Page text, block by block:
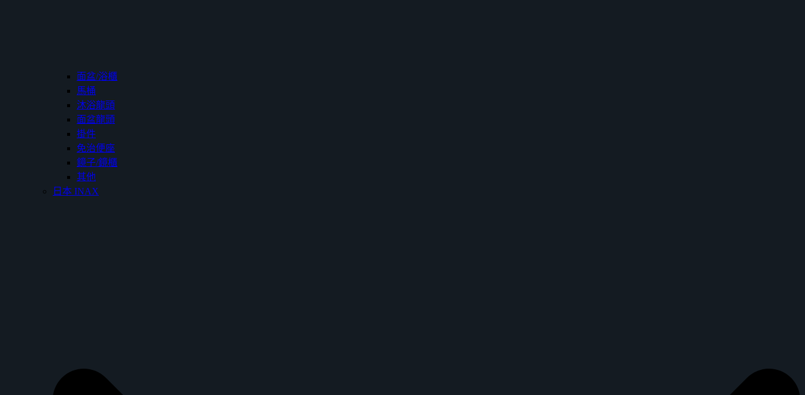
面盆/浴櫃
馬桶
沐浴龍頭
面盆龍頭
掛件
免治便座
鏡子/鏡櫃
其他
日本 INAX